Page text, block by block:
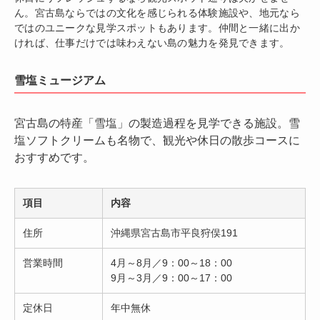
ん。宮古島ならではの文化を感じられる体験施設や、地元なら
ではのユニークな見学スポットもあります。仲間と一緒に出か
ければ、仕事だけでは味わえない島の魅力を発見できます。
雪塩ミュージアム
宮古島の特産「雪塩」の製造過程を見学できる施設。雪
塩ソフトクリームも名物で、観光や休日の散歩コースに
おすすめです。
項目 内容
住所 沖縄県宮古島市平良狩俣191
営業時間
4月～8月／9：00～18：00
9月～3月／9：00～17：00
定休日 年中無休